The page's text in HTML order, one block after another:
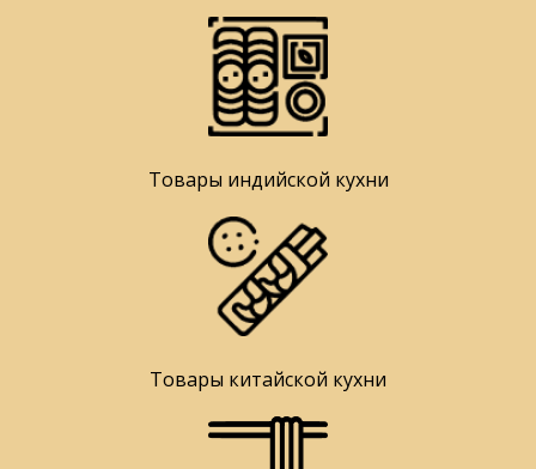
Товары индийской кухни
Товары китайской кухни